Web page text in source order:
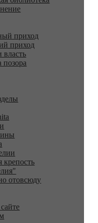
приход
приход
позора
крепость
отовсюду